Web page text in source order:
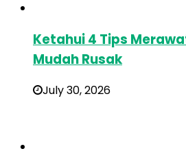
Ketahui 4 Tips
Mudah Rusak
July 30, 2026